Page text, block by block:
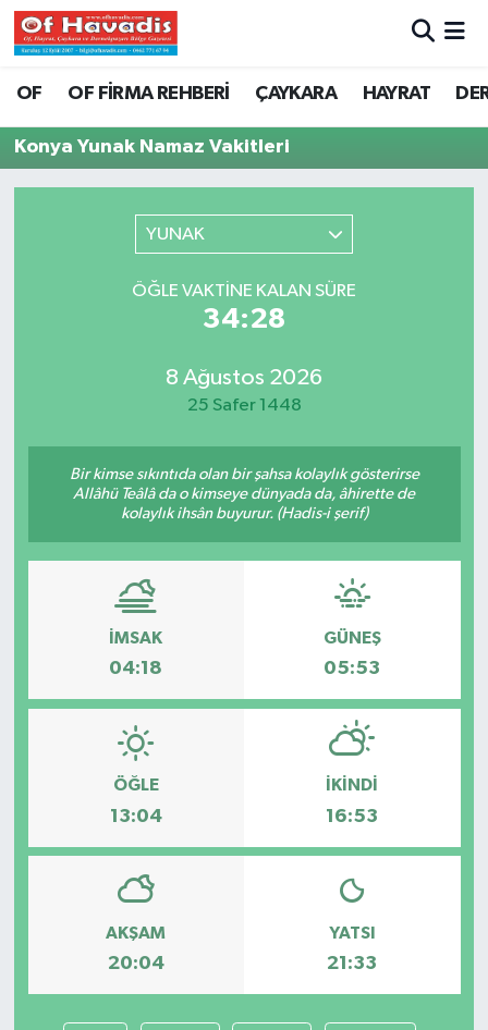
OF OF FİRMA REHBERİ ÇAYKARA HAYRAT
Konya Yunak Namaz Vakitleri
YUNAK
ÖĞLE VAKTINE KALAN SÜRE
34:28
8 Ağustos 2026
25 Safer 1448
Bir kimse sıkıntıda olan bir şahsa kolaylık gösterirse
Allâhü Teâlâ da o kimseye dünyada da, âhirette de
kolaylık ihsân buyurur. (Hadis-i şerif)
İMSAK
04:18
GÜNEŞ
05:53
ÖĞLE
13:04
İKINDI
16:53
AKŞAM
20:04
YATSI
21:33
Trabzon Nöbetçi Eczaneler
Trabzon Hava Durumu
Trabzon Namaz Vakitleri
Trabzon Trafik Yoğunluk Haritası
Süper Lig Puan Durumu ve Fikstür
Son Dakika Haberleri
Haber Arşivi